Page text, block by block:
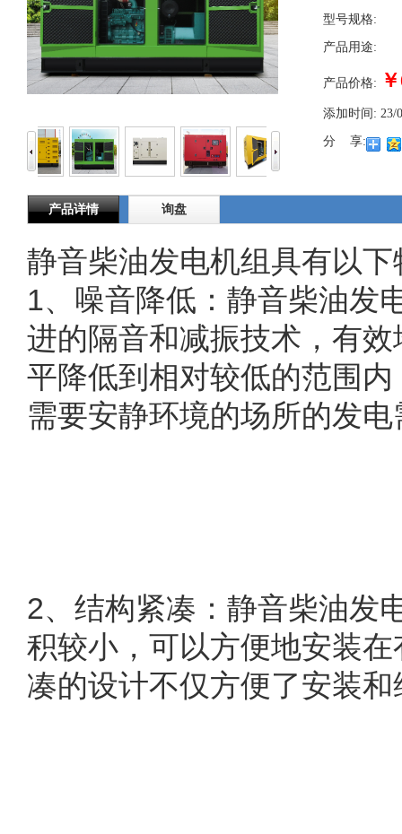
型号规格:
产品用途:
产品价格:
添加时间: 23/
分 享:
产品详情 询盘
静音柴油发电机组具有以下
1、噪音降低：静音柴油发
进的隔音和减振技术，有
平降低到相对较低的范围
需要安静环境的场所的发电
2、结构紧凑：静音柴油发
积较小，可以方便地安装
凑的设计不仅方便了安装